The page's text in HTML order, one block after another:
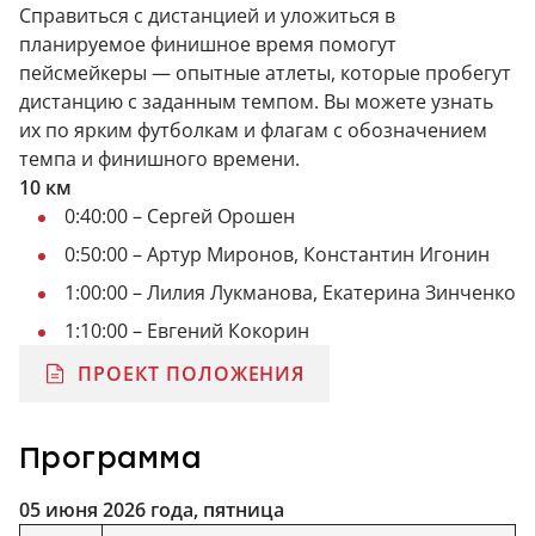
Справиться с дистанцией и уложиться в
планируемое финишное время помогут
пейсмейкеры — опытные атлеты, которые пробегут
дистанцию с заданным темпом. Вы можете узнать
их по ярким футболкам и флагам с обозначением
темпа и финишного времени.
10 км
0:40:00 – Сергей Орошен
0:50:00 – Артур Миронов, Константин Игонин
1:00:00 – Лилия Лукманова, Екатерина Зинченко
1:10:00 – Евгений Кокорин
ПРОЕКТ ПОЛОЖЕНИЯ
Программа
05 июня 2026 года, пятница